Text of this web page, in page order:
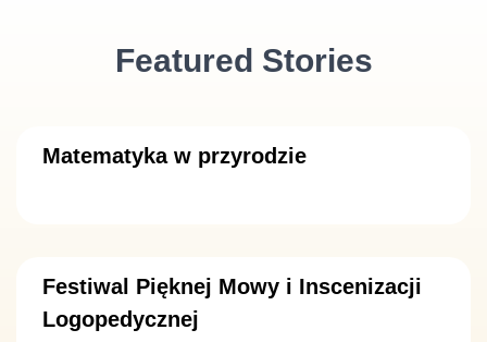
Featured Stories
Matematyka w przyrodzie
Festiwal Pięknej Mowy i Inscenizacji
Logopedycznej